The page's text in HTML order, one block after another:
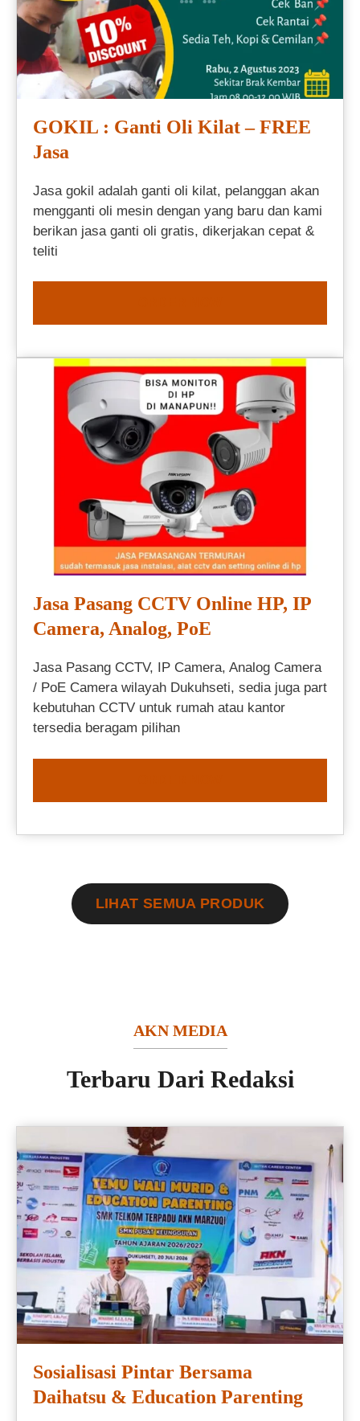
GOKIL : Ganti Oli Kilat – FREE
Jasa
Jasa gokil adalah ganti oli kilat, pelanggan akan
mengganti oli mesin dengan yang baru dan kami
berikan jasa ganti oli gratis, dikerjakan cepat &
teliti
Jasa Pasang CCTV Online HP, IP
Camera, Analog, PoE
Jasa Pasang CCTV, IP Camera, Analog Camera
/ PoE Camera wilayah Dukuhseti, sedia juga part
kebutuhan CCTV untuk rumah atau kantor
tersedia beragam pilihan
LIHAT SEMUA PRODUK
AKN MEDIA
Terbaru Dari Redaksi
Sosialisasi Pintar Bersama
Daihatsu & Education Parenting